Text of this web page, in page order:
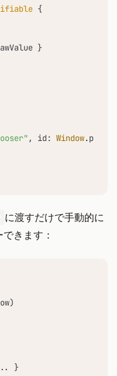
{
}
, id: Window
に渡すだけで手動的に
きます：
}